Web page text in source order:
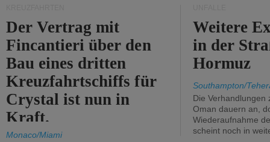
Der Vertrag mit
Fincantieri über den
Bau eines dritten
Kreuzfahrtschiffs für
Crystal ist nun in
Kraft.
Monaco/Miami
Weitere
in der
Hormuz
Southampton/
Die Verhandlungen
Oman dauern an,
Wiederaufnahme
scheint noch in